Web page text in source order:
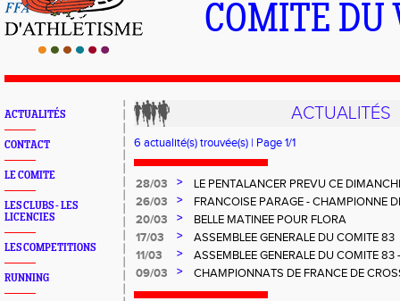
COMITE
ACTUALITÉS
CONTACT
LE COMITE
LES CLUBS - LES
LICENCIES
LES COMPETITIONS
RUNNING
ACTUALITÉS
6 actualité(s) trouvée(s) | Page 1/1
28/03 >
LE PENTALANCER PREVU CE
ANNULE DU FAIT DE PREVISION
EST REPORTE AU DIMANCHE 21 AVRIL
26/03 >
FRANCOISE PARAGE - CHAMPIONNE
20/03
>
BELLE MATINEE POUR FLORA
17/03
>
ASSEMBLEE GENERALE DU COMITE 83
11/03
>
ASSEMBLEE GENERALE DU COMITE
FOURS LES PLAGES
09/03 > CHAMPIONNATS DE FRANCE DE